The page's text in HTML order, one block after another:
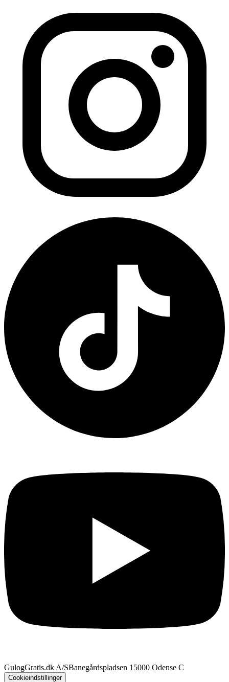
GulogGratis.dk A/SBanegårdspladsen 1 5000 Odense C
Cookieindstillinger